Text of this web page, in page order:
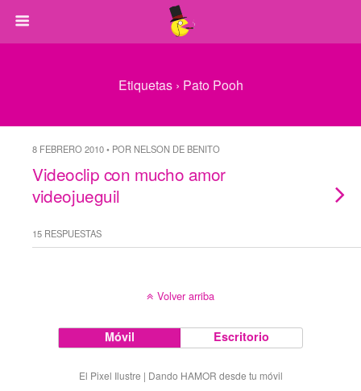
Etiquetas › Pato Pooh
8 FEBRERO 2010 • POR NELSON DE BENITO
Videoclip con mucho amor
videojueguil
15 RESPUESTAS
Volver arriba
Móvil Escritorio
El Pixel Ilustre | Dando HAMOR desde tu móvil